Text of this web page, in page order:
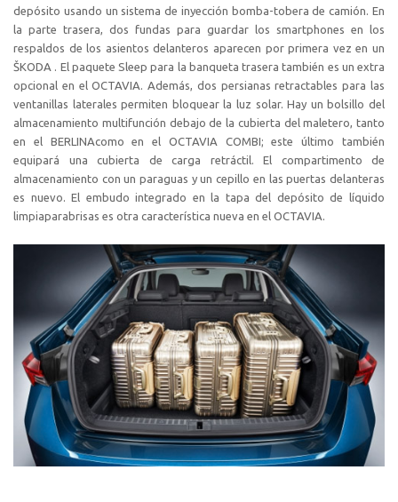
depósito usando un sistema de inyección bomba-tobera de camión. En
la parte trasera, dos fundas para guardar los smartphones en los
respaldos de los asientos delanteros aparecen por primera vez en un
ŠKODA . El paquete Sleep para la banqueta trasera también es un extra
opcional en el OCTAVIA. Además, dos persianas retractables para las
ventanillas laterales permiten bloquear la luz solar. Hay un bolsillo del
almacenamiento multifunción debajo de la cubierta del maletero, tanto
en el BERLINAcomo en el OCTAVIA COMBI; este último también
equipará una cubierta de carga retráctil. El compartimento de
almacenamiento con un paraguas y un cepillo en las puertas delanteras
es nuevo. El embudo integrado en la tapa del depósito de líquido
limpiaparabrisas es otra característica nueva en el OCTAVIA.